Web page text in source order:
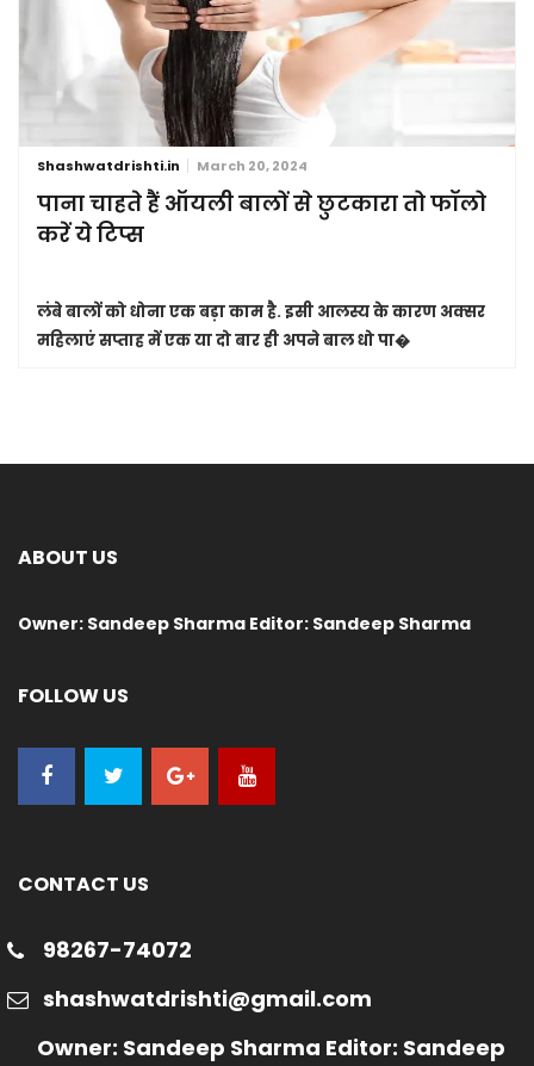
Shashwatdrishti.in March 20, 2024
पाना चाहते हैं ऑयली बालों से छुटकारा तो फॉलो
करें ये टिप्स
लंबे बालों को धोना एक बड़ा काम है. इसी आलस्य के कारण अक्सर
महिलाएं सप्ताह में एक या दो बार ही अपने बाल धो पा�
ABOUT US
Owner: Sandeep Sharma Editor: Sandeep Sharma
FOLLOW US
CONTACT US
98267-74072
shashwatdrishti@gmail.com
Owner: Sandeep Sharma Editor: Sandeep